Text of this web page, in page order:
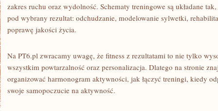
zakres ruchu oraz wydolność. Schematy treningowe są układane
pod wybrany rezultat: odchudzanie, modelowanie sylwetki,
poprawę jakości życia.
Na PT6.pl zwracamy uwagę, że fitness z rezultatami to nie tylko
wszystkim powtarzalność oraz personalizacja. Dlatego na stronie
organizować harmonogram aktywności, jak łączyć treningi, kiedy
swoje samopoczucie na aktywność.